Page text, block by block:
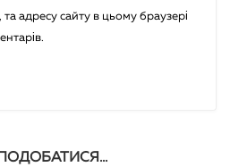
адресу сайту в цьому браузері